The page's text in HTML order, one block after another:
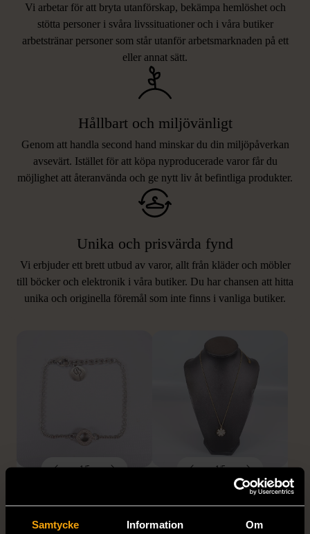
Samtycke Information Om
Vi arbetar för att bryta utanförskap, bekämpa hemlöshet och
stötta personer i svåra livssituationer och i våra butiker
arbetstränar personer som står utanför arbetsmarknaden på ett
eller annat sätt.
Hållbart och miljövänligt
Genom att handla second hand minskar du din miljöpåverkan
avsevärt. Istället för att köpa nyproducerade varor får du
möjlighet att återanvända och ge nytt liv åt befintliga produkter.
Unika och prisvärda fynd
Vi erbjuder ett brett utbud av varor, allt från kläder och möbler
till böcker och elektronik i våra butiker. Du har chansen att hitta
unika och originella föremål som inte finns i vanliga butiker.
LIKNANDE PRODUKTER
Hitta produkter som påminner om denna
1/5
Edblad - Glow - Armband
Mycket gott skick
1/5
Dyrberg/Kern - Delise -
Halsband med